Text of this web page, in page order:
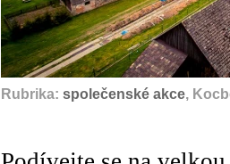
Rubrika: společenské akce,